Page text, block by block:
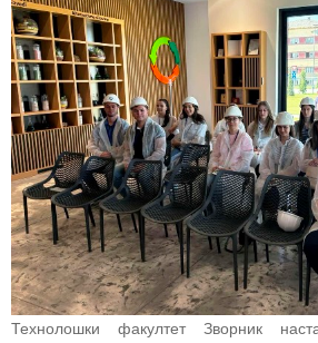
Технолошки факултет Зворник